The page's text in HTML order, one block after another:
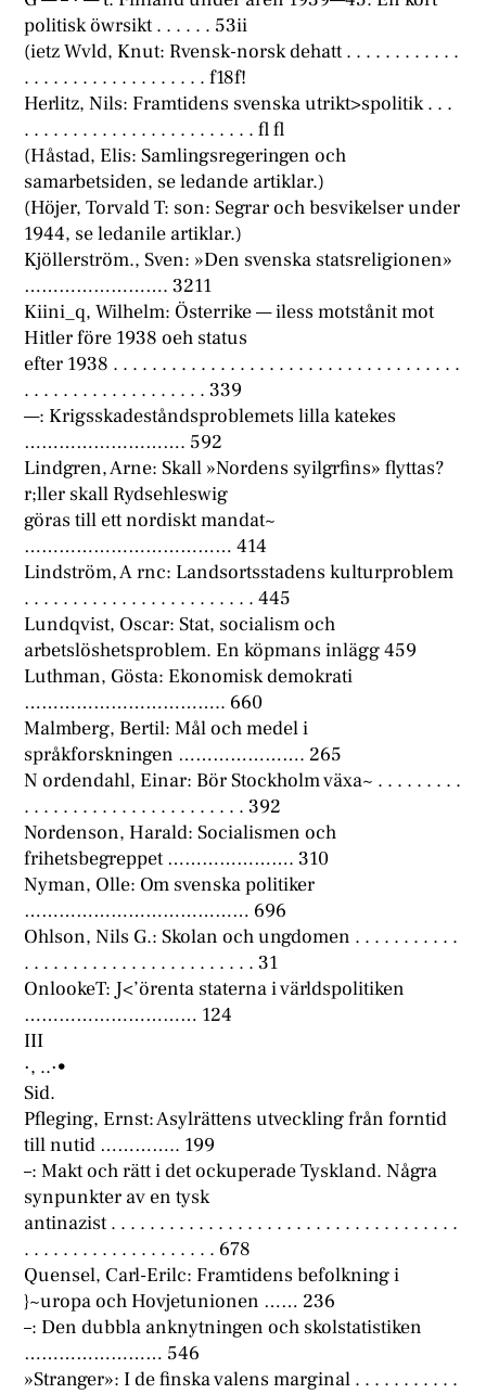
politisk öwrsikt . . . . . . 53ii
(ietz Wvld, Knut: Rvensk-norsk dehatt . . . . . . . . . . . .
. . . . . . . . . . . . . . . . . . . f18f!
Herlitz, Nils: Framtidens svenska utrikt>spolitik . . .
. . . . . . . . . . . . . . . . . . . . . . . . fl fl
(Håstad, Elis: Samlingsregeringen och
samarbetsiden, se ledande artiklar.)
(Höjer, Torvald T: son: Segrar och besvikelser under
1944, se ledanile artiklar.)
Kjöllerström., Sven: »Den svenska statsreligionen»
……………………. 3211
Kiini_q, Wilhelm: Österrike — iless motstånit mot
Hitler före 1938 oeh status
efter 1938 . . . . . . . . . . . . . . . . . . . . . . . . . . . . . . . . . . . .
. . . . . . . . . . . . . . . . . . . 339
—: Krigsskadeståndsproblemets lilla katekes
………………………. 592
Lindgren, Arne: Skall »Nordens syilgrfins» flyttas?
r;ller skall Rydsehleswig
göras till ett nordiskt mandat~
……………………………… 414
Lindström, A rnc: Landsortsstadens kulturproblem
. . . . . . . . . . . . . . . . . . . . . . . . 445
Lundqvist, Oscar: Stat, socialism och
arbetslöshetsproblem. En köpmans inlägg 459
Luthman, Gösta: Ekonomisk demokrati
…………………………….. 660
Malmberg, Bertil: Mål och medel i
språkforskningen …………………. 265
N ordendahl, Einar: Bör Stockholm växa~ . . . . . . . . .
. . . . . . . . . . . . . . . . . . . . . . . 392
Nordenson, Harald: Socialismen och
frihetsbegreppet …………………. 310
Nyman, Olle: Om svenska politiker
………………………………… 696
Ohlson, Nils G.: Skolan och ungdomen . . . . . . . . . . .
. . . . . . . . . . . . . . . . . . . . . . . . 31
OnlookeT: J<’örenta staterna i världspolitiken
………………………… 124
III
·, ..·•
Sid.
Pfleging, Ernst: Asylrättens utveckling från forntid
till nutid ………….. 199
–: Makt och rätt i det ockuperade Tyskland. Några
synpunkter av en tysk
antinazist . . . . . . . . . . . . . . . . . . . . . . . . . . . . . . . . . . . .
. . . . . . . . . . . . . . . . . . . . 678
Quensel, Carl-Erilc: Framtidens befolkning i
}~uropa och Hovjetunionen …… 236
–: Den dubbla anknytningen och skolstatistiken
…………………… 546
»Stranger»: I de finska valens marginal . . . . . . . . . . .